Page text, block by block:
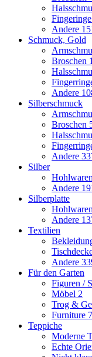
Fingeringe
Andere
Schmuck, Gold
Broschen
Andere
Silberschmuck
Broschen
Andere
Silber
Hohlwaren
Andere
Silberplatte
Hohlwaren
Andere
Textilien
Andere
Für den Garten
Figuren /
Möbel 2
Trog &
Furniture 7
Teppiche
Moderne
Echte